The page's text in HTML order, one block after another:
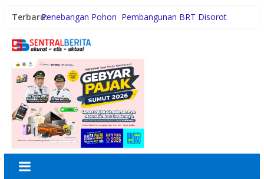
Terbaru:Penebangan Pohon Pembangunan BRT Disorot
Idi Tunong Mulai Gelar Latihan Intensif
Gubernur Bobby Nasution Wujudkan Impian SMPN 4
Sitolu Ori Miliki Gedung Permanen
Kebiasaan Finansial yang Bisa Dimulai di Usia 20-an